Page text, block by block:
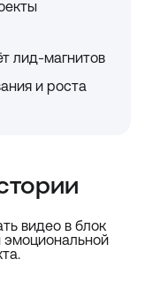
лид-магнитов
и роста
видео в блок
эмоциональной